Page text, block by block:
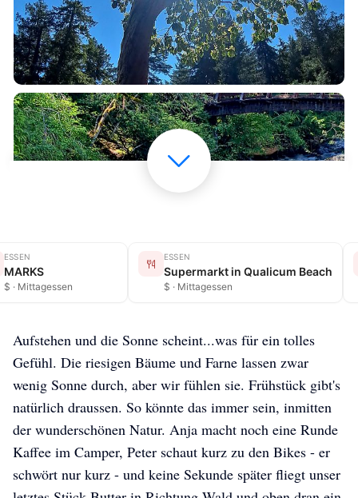
ESSEN
MARKS
$ · Mittagessen
ESSEN
Supermarkt in Qualicum Beach
$ · Mittagessen
Aufstehen und die Sonne scheint...was für ein tolles
Gefühl. Die riesigen Bäume und Farne lassen zwar
wenig Sonne durch, aber wir fühlen sie. Frühstück gibt's
natürlich draussen. So könnte das immer sein, inmitten
der wunderschönen Natur. Anja macht noch eine Runde
Kaffee im Camper, Peter schaut kurz zu den Bikes - er
schwört nur kurz - und keine Sekunde später fliegt unser